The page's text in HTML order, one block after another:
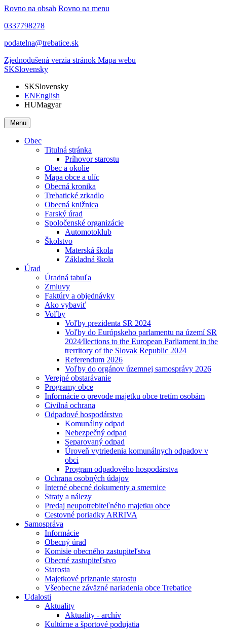
Rovno na obsah Rovno na menu
0337798278
podatelna@trebatice.sk
Zjednodušená verzia stránok Mapa webu
SKSlovensky
SKSlovensky
ENEnglish
HUMagyar
Menu
Obec
Titulná stránka
Príhovor starostu
Obec a okolie
Mapa obce a ulíc
Obecná kronika
Trebatické zrkadlo
Obecná knižnica
Farský úrad
Spoločenské organizácie
Automotoklub
Školstvo
Materská škola
Základná škola
Úrad
Úradná tabuľa
Zmluvy
Faktúry a objednávky
Ako vybaviť
Voľby
Voľby prezidenta SR 2024
Voľby do Európskeho parlamentu na území SR
2024⁄Ilections to the European Parliament in the
trerritory of the Slovak Republic 2024
Referendum 2026
Voľby do orgánov územnej samosprávy 2026
Verejné obstarávanie
Programy obce
Informácie o prevode majetku obce tretím osobám
Civilná ochrana
Odpadové hospodárstvo
Komunálny odpad
Nebezpečný odpad
Separovaný odpad
Úroveň vytriedenia komunálnych odpadov v
obci
Program odpadového hospodárstva
Ochrana osobných údajov
Interné obecné dokumenty a smernice
Straty a nálezy
Predaj neupotrebiteľného majetku obce
Cestovné poriadky ARRIVA
Samospráva
Informácie
Obecný úrad
Komisie obecného zastupiteľstva
Obecné zastupiteľstvo
Starosta
Majetkové priznanie starostu
Všeobecne záväzné nariadenia obce Trebatice
Udalosti
Aktuality
Aktuality - archív
Kultúrne a športové podujatia